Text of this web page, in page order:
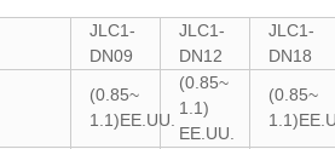
JLC1-
DN09
JLC1-
DN12
JLC1-
DN18
(0.85~
1.1)EE.UU.
(0.85~
1.1)
EE.UU.
(0.85~